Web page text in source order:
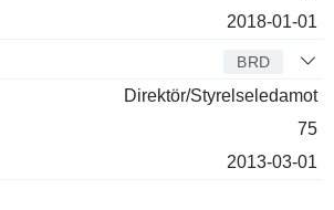
2018-01-01
BRD
Direktör/Styrelseledamot
75
2013-03-01